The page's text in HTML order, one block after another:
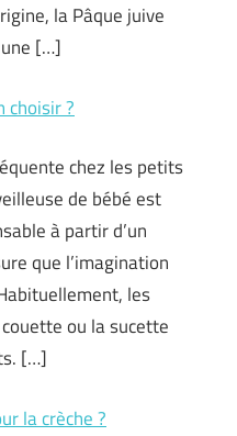
la Pâque juive
[…]
choisir ?
chez les petits
de bébé est
à partir d’un
que l’imagination
les
ou la sucette
[…]
la crèche ?